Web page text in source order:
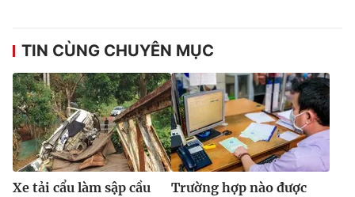
® Cấm sao chép dưới mọi hình thức nếu không có sự chấp
thuận bằng văn bản. Ghi rõ nguồn VTV.vn khi phát hành lại
thông tin từ website này.
TIN CÙNG CHUYÊN MỤC
Xe tải cẩu làm sập cầu
Trường hợp nào được